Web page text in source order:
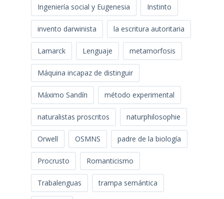
Ingeniería social y Eugenesia Instinto
invento darwinista la escritura autoritaria
Lamarck Lenguaje metamorfosis
Máquina incapaz de distinguir
Máximo Sandín método experimental
naturalistas proscritos naturphilosophie
Orwell OSMNS padre de la biología
Procrusto Romanticismo
Trabalenguas trampa semántica